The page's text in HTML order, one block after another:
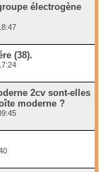
électrogène
(38).
2cv sont-elles
moderne ?